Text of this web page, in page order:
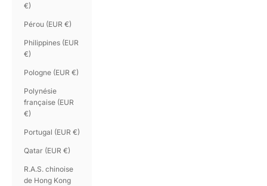
€)
Pérou (EUR €)
Philippines (EUR
€)
Pologne (EUR €)
Polynésie
française (EUR
€)
Portugal (EUR €)
Qatar (EUR €)
R.A.S. chinoise
de Hong Kong